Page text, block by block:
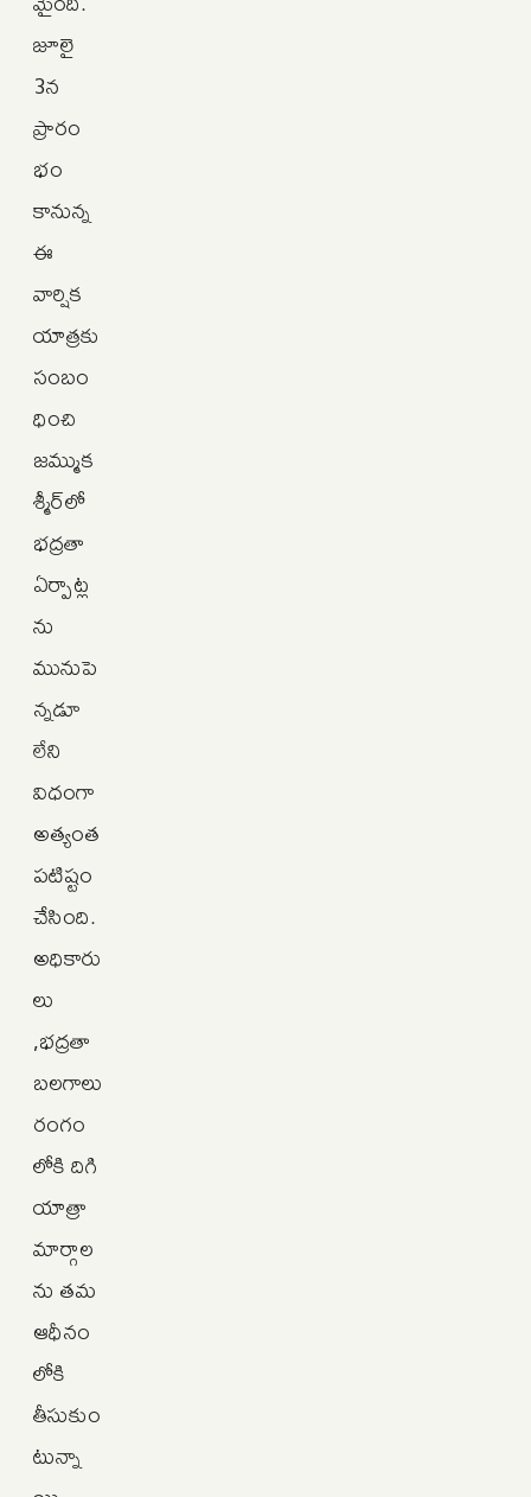
జూలై
3న
ప్రారం
భం
కానున్న
ఈ
వార్షిక
యాత్రకు
సంబం
ధించి
జమ్ముక
శ్మీర్‌లో
భద్రతా
ఏర్పాట్ల
ను
మునుపె
న్నడూ
లేని
విధంగా
అత్యంత
పటిష్టం
చేసింది.
అధికారు
లు
,భద్రతా
బలగాలు
రంగం
లోకి దిగి
యాత్రా
మార్గాల
ను తమ
ఆధీనం
లోకి
తీసుకుం
టున్నా